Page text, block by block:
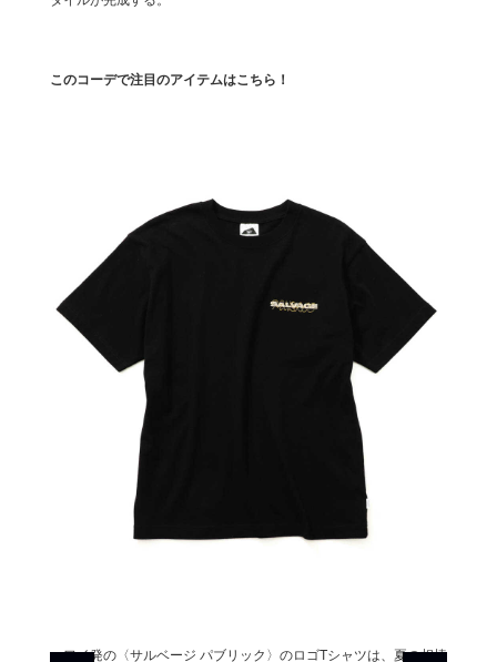
このコーデで注目のアイテムはこちら！
ハワイ発の〈サルベージ パブリック〉のロゴTシャツは、夏の相棒